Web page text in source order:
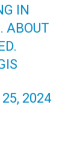
IN
ABOUT
2024